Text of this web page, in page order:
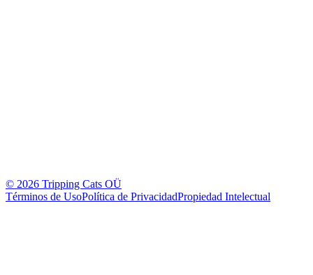
© 2026 Tripping Cats OÜ
Términos de UsoPolítica de PrivacidadPropiedad Intelectual